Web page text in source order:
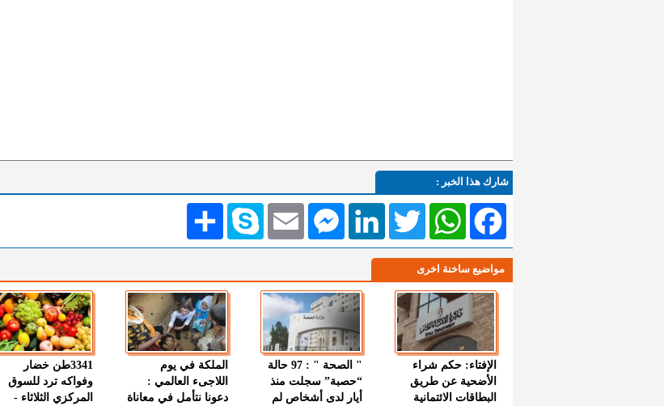
شارك هذا الخبر :
انشر Skype EmailMessengerLinkedIn TwitterWhatsAppFacebook
مواضيع ساخنة اخرى
الإفتاء: حكم شراء
الأضحية عن طريق
البطاقات الائتمانية
" الصحة " : 97 حالة
“حصبة” سجلت منذ
أيار لدى أشخاص لم
الملكة في يوم
اللاجىء العالمي :
دعونا نتأمل في معاناة
3341طن خضار
وفواكه ترد للسوق
المركزي الثلاثاء -